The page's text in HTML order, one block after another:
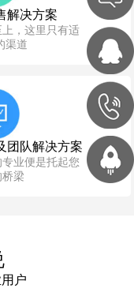
解决方案
，这里只有适
渠道
团队解决方案
业便是托起您
桥梁
户